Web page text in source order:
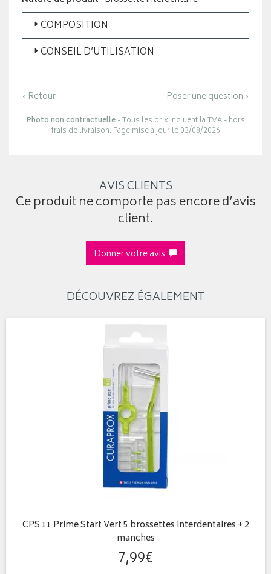
COMPOSITION
CONSEIL D’UTILISATION
‹ Retour Poser une question ›
Photo non contractuelle- Tous les prix incluent la TVA - hors
frais de livraison. Page mise à jour le 03/08/2026
AVIS CLIENTS
Ce produit ne comporte pas encore d’avis
client.
Donner votre avis
DÉCOUVREZ ÉGALEMENT
CPS 11 Prime Start Vert 5 brossettes interdentaires + 2
manches
7,99€